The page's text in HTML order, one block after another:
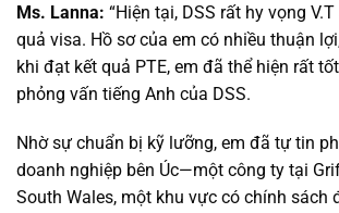
Ms. Lanna: “Hiện tại, DSS rất hy vọng
quả visa. Hồ sơ của em có nhiều thuận
khi đạt kết quả PTE, em đã thể hiện rất
phỏng vấn tiếng Anh của DSS.
Nhờ sự chuẩn bị kỹ lưỡng, em đã tự tin
doanh nghiệp bên Úc—một công ty tại
South Wales, một khu vực có chính sách